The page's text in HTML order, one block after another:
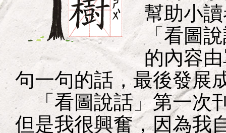
幫助小
「看圖
的內容
句一句的話，最後發展
「看圖說話」第一次
但是我很興奮，因為我